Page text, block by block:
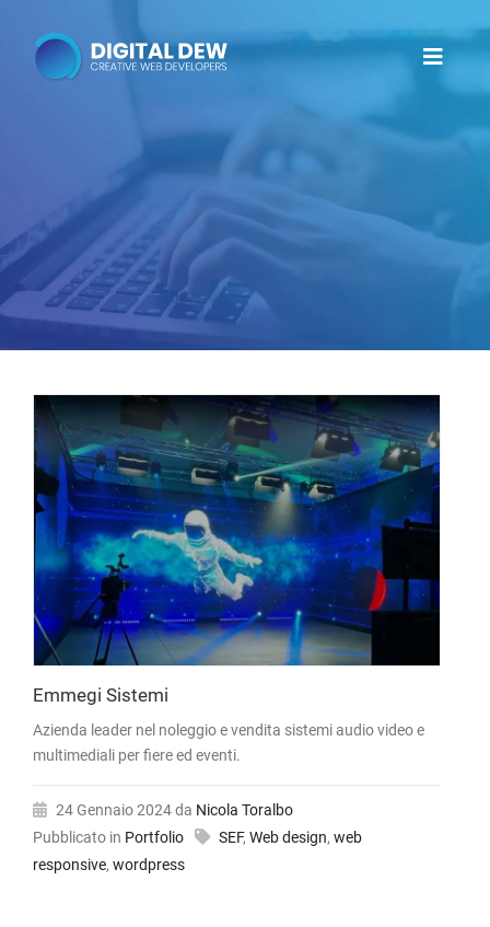
Emmegi Sistemi
Azienda leader nel noleggio e vendita sistemi audio video e
multimediali per fiere ed eventi.
24 Gennaio 2024da Nicola Toralbo
Pubblicato in Portfolio SEF, Web design, web
responsive, wordpress